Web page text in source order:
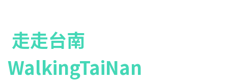
走走台南
WalkingTaiNan